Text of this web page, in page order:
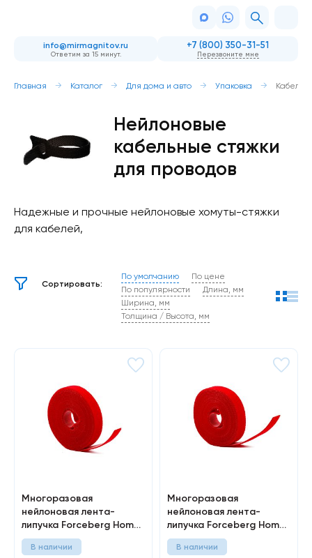
info@mirmagnitov.ru
Ответим за 15 минут.
+7 (800) 350-31-51
Перезвоните мне
Главная Каталог Для дома и авто Упаковка
Нейлоновые
кабельные стяжки
для проводов
Надежные и прочные нейлоновые хомуты-стяжки
для кабелей,
Сортировать:
По умолчанию
По цене
По популярности
Длина, мм
Ширина, мм
Толщина / Высота, мм
Многоразовая
нейлоновая лента-
липучка Forceberg Home
& DIY 16 мм для стяжки и
подвязки, красная, 5 м
В наличии
Многоразовая
нейлоновая лента-
липучка Forceberg Home
& DIY 20 мм для стяжки и
подвязки, красная, 5 м
В наличии